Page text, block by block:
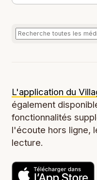
L'application du
également
fonctionnalités
l'écoute hors ligne,
lecture.